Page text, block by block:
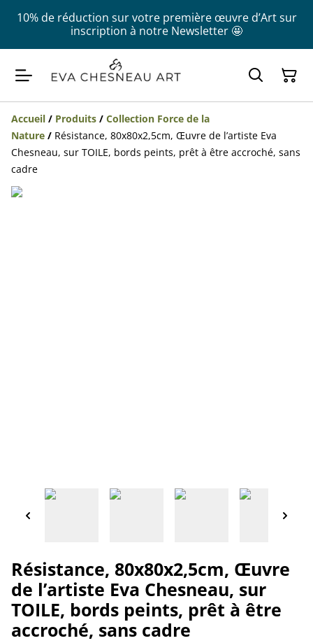
10% de réduction sur votre première œuvre d’Art sur
inscription à notre Newsletter 🤩
Accueil / Produits / Collection Force de la
Nature / Résistance, 80x80x2,5cm, Œuvre de l’artiste Eva
Chesneau, sur TOILE, bords peints, prêt à être accroché, sans
cadre
Résistance, 80x80x2,5cm, Œuvre
de l’artiste Eva Chesneau, sur
TOILE, bords peints, prêt à être
accroché, sans cadre